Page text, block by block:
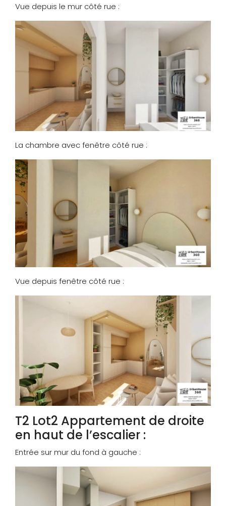
Vue depuis le mur côté rue :
La chambre avec fenêtre côté rue :
Vue depuis fenêtre côté rue :
T2 Lot2 Appartement de droite
en haut de l’escalier :
Entrée sur mur du fond à gauche :